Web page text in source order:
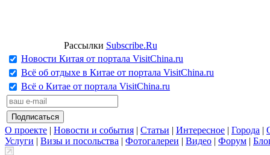
Рассылки Subscribe.Ru
Новости Китая от портала VisitChina.ru
Всё об отдыхе в Китае от портала VisitChina.ru
Всё о Китае от портала VisitChina.ru
О проекте | Новости и события | Статьи | Интересное | Города |
Услуги | Визы и посольства | Фотогалереи | Видео | Форум |